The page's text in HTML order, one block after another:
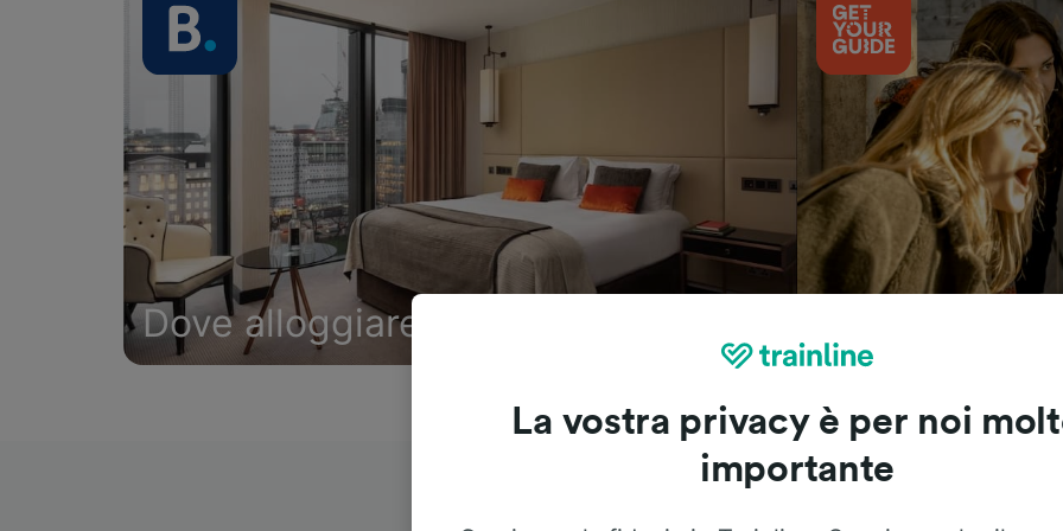
Dove alloggiare
Le recensioni dei nostri viaggiatori
La vostra privacy è per noi
importante